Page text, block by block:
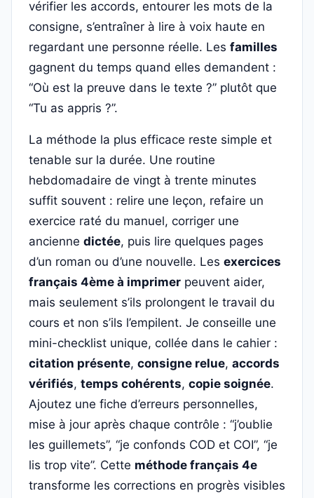
vérifier les accords, entourer les mots de la
consigne, s’entraîner à lire à voix haute en
regardant une personne réelle. Les familles
gagnent du temps quand elles demandent :
“Où est la preuve dans le texte ?” plutôt que
“Tu as appris ?”.
La méthode la plus efficace reste simple et
tenable sur la durée. Une routine
hebdomadaire de vingt à trente minutes
suffit souvent : relire une leçon, refaire un
exercice raté du manuel, corriger une
ancienne dictée, puis lire quelques pages
d’un roman ou d’une nouvelle. Les exercices
français 4ème à imprimer peuvent aider,
mais seulement s’ils prolongent le travail du
cours et non s’ils l’empilent. Je conseille une
mini-checklist unique, collée dans le cahier :
citation présente, consigne relue, accords
vérifiés, temps cohérents, copie soignée.
Ajoutez une fiche d’erreurs personnelles,
mise à jour après chaque contrôle : “j’oublie
les guillemets”, “je confonds COD et COI”, “je
lis trop vite”. Cette méthode français 4e
transforme les corrections en progrès visibles